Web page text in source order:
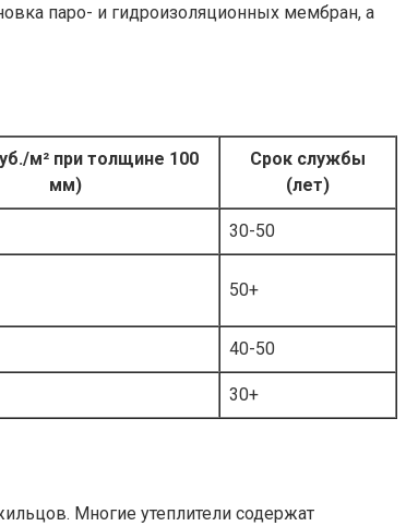
паро- и гидроизоляционных мембран, а
м² при толщине 100
мм)
Срок службы
(лет)
30-50
50+
40-50
30+
Многие утеплители содержат